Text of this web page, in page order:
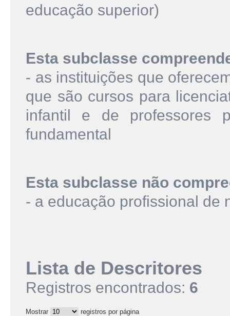
educação superior)
Esta subclasse
- as instituições que
que são cursos para
infantil e de professores
fundamental
Esta subclasse não
- a educação profissional de
Lista de Descritores
Registros encontrados: 6
Mostrar
registros por página